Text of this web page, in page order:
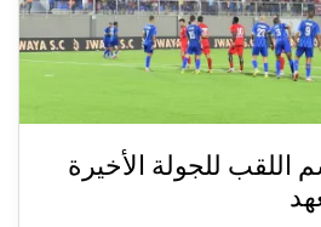
للجولة الأخيرة